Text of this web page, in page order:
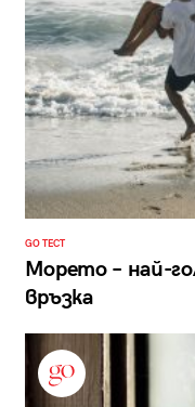
GO ТЕСТ
Морето – най-
връзка